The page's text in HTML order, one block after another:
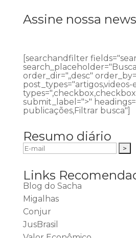
Assine nossa
[searchandfilter
order_dir=",,desc"
post_types="artigos,videos-
submit_label=">"
publicações,Filtrar busca"]
Resumo diário
Links
Blog do Sacha
Migalhas
Conjur
JusBrasil